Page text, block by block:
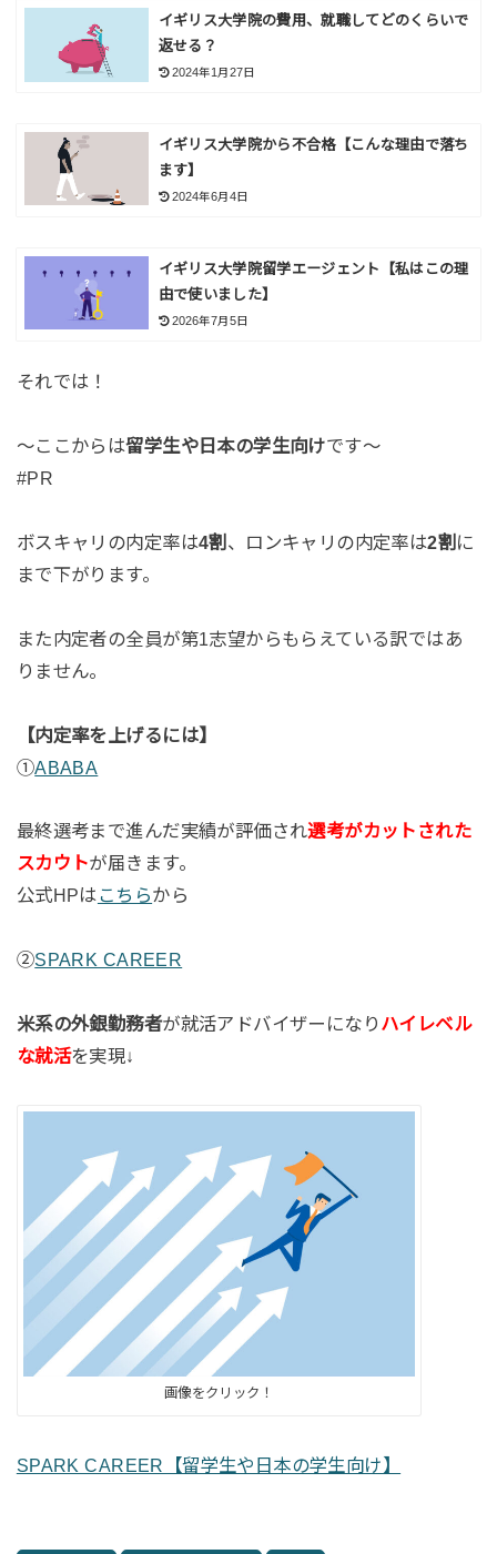
イギリス大学院の費用、就職してどのくらいで
返せる？
2024年1月27日
イギリス大学院から不合格【こんな理由で落ち
ます】
2024年6月4日
イギリス大学院留学エージェント【私はこの理
由で使いました】
2026年7月5日
それでは！
〜ここからは留学生や日本の学生向けです〜
#PR
ボスキャリの内定率は4割 、ロンキャリの内定率は2割 に
まで下がります。
また内定者の全員が第1志望からもらえている訳ではあ
りません。
【内定率を上げるには】
①ABABA
最終選考まで進んだ実績が評価され選考がカットされた
スカウトが届きます。
公式HPは こちらから
②SPARK CAREER
米系の外銀勤務者が就活アドバイザーになり ハイレベル
な就活を実現↓
画像をクリック！
SPARK CAREER【留学生や日本の学生向け】